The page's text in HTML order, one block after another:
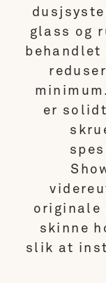
glass og
behandlet
er
originale
skinne
slik at